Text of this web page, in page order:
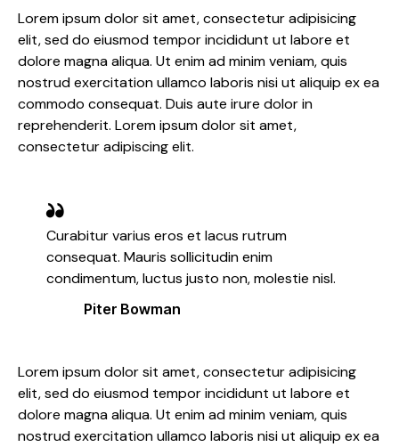
Lorem ipsum dolor sit amet, consectetur adipisicing
elit, sed do eiusmod tempor incididunt ut labore et
dolore magna aliqua. Ut enim ad minim veniam, quis
nostrud exercitation ullamco laboris nisi ut aliquip ex ea
commodo consequat. Duis aute irure dolor in
reprehenderit. Lorem ipsum dolor sit amet,
consectetur adipiscing elit.
Curabitur varius eros et lacus rutrum
consequat. Mauris sollicitudin enim
condimentum, luctus justo non, molestie nisl.
Piter Bowman
Lorem ipsum dolor sit amet, consectetur adipisicing
elit, sed do eiusmod tempor incididunt ut labore et
dolore magna aliqua. Ut enim ad minim veniam, quis
nostrud exercitation ullamco laboris nisi ut aliquip ex ea